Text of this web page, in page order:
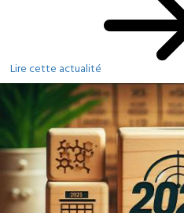
Lire cette actualité